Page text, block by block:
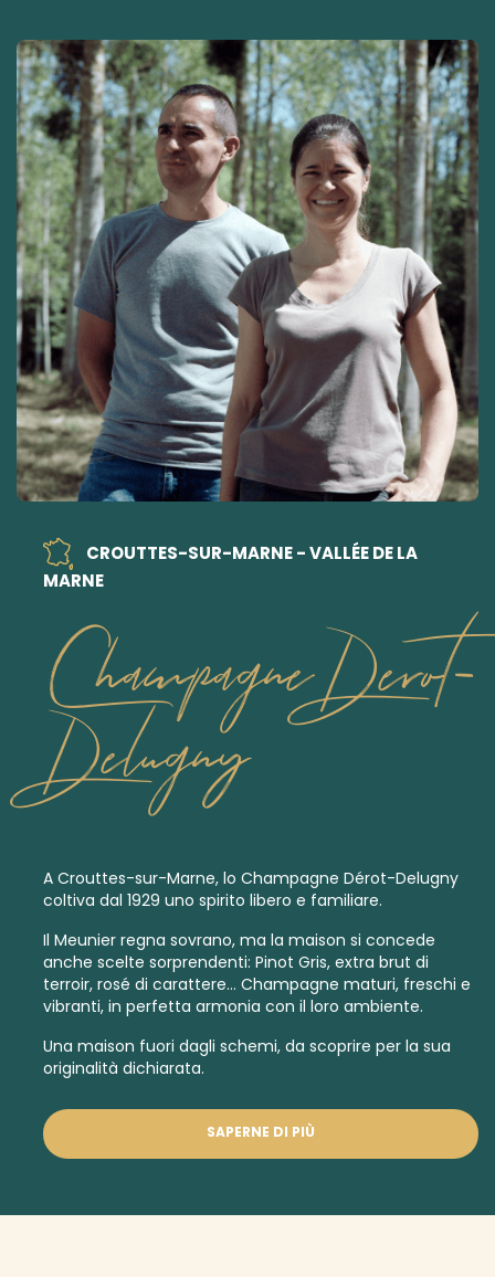
CROUTTES-SUR-MARNE - VALLÉE DE LA
MARNE
Champagne Derot-
Delugny
A Crouttes-sur-Marne, lo Champagne Dérot-Delugny
coltiva dal 1929 uno spirito libero e familiare.
Il Meunier regna sovrano, ma la maison si concede
anche scelte sorprendenti: Pinot Gris, extra brut di
terroir, rosé di carattere… Champagne maturi, freschi e
vibranti, in perfetta armonia con il loro ambiente.
Una maison fuori dagli schemi, da scoprire per la sua
originalità dichiarata.
SAPERNE DI PIÙ